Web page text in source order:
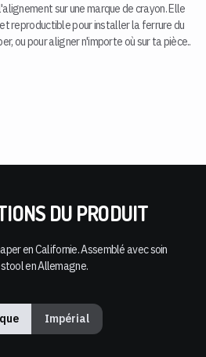
sur une marque de crayon. Elle
reproductible pour installer la ferrure du
ou pour aligner n'importe où sur ta pièce..
DU PRODUIT
en Californie. Assemblé avec soin
en Allemagne.
Impérial